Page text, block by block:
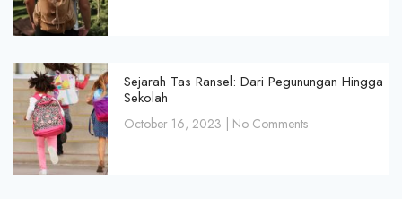
Sejarah Tas Ransel: Dari Pegunungan Hingga
Sekolah
October 16, 2023 No Comments